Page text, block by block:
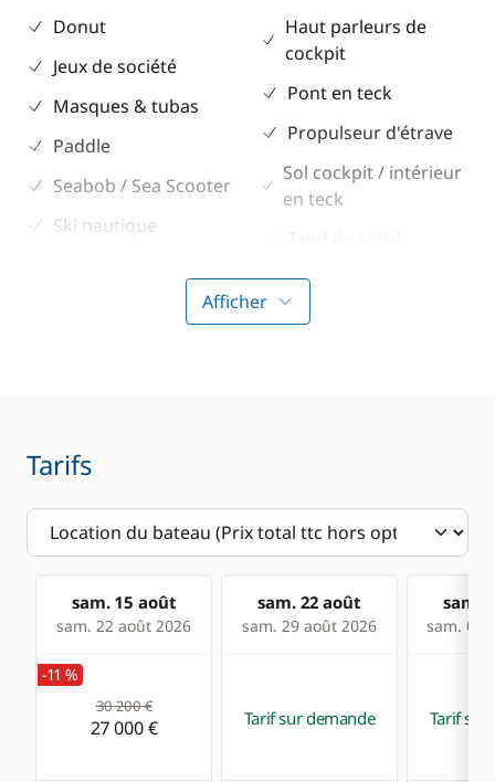
Donut
Jeux de société
Masques & tubas
Paddle
Seabob / Sea Scooter
Ski nautique
Haut parleurs de
cockpit
Pont en teck
Propulseur d'étrave
Sol cockpit / intérieur
en teck
Winch électrique
Convertisseur 220V
Lecteur de cartes
Loch - Speedo
Pilote automatique
Machine à café
Réfrigérateur
Réfrigérateur
Confort
Afficher
Tarifs
sam. 15 août
sam. 22 août 2026
sam. 22 août
sam. 29 août 2026
sam.
sam. 05
-11 %
30 200 €
27 000 € Tarif sur demande Tarif sur